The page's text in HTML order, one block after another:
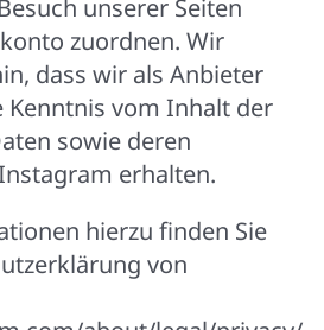
unserer Seiten
zuordnen. Wir
dass wir als Anbieter
Kenntnis vom Inhalt der
sowie deren
erhalten.
hierzu finden Sie
von